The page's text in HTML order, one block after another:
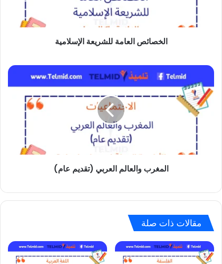
الخصائص العامة للشريعة الإسلامية
المغرب
والعالم
العربي
(تقديم
المغرب والعالم العربي (تقديم عام)
مقالات ذات صلة